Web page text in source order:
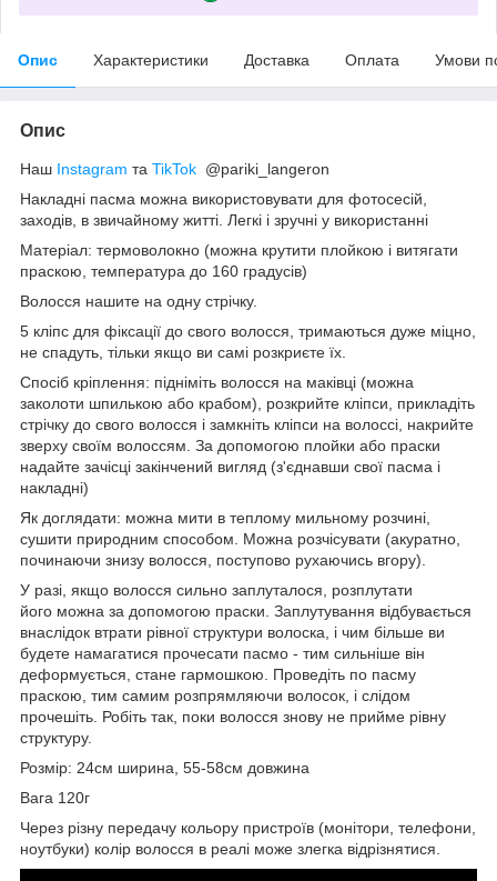
Опис Характеристики Доставка Оплата Умови
Опис
Наш Instagram та TikTok @pariki_langeron
Накладні пасма можна використовувати для фотосесій,
заходів, в звичайному житті. Легкі і зручні у використанні
Матеріал: термоволокно (можна крутити плойкою і витягати
праскою, температура до 160 градусів)
Волосся нашите на одну стрічку.
5 кліпс для фіксації до свого волосся, тримаються дуже міцно,
не спадуть, тільки якщо ви самі розкриєте їх.
Спосіб кріплення: підніміть волосся на маківці (можна
заколоти шпилькою або крабом), розкрийте кліпси, прикладіть
стрічку до свого волосся і замкніть кліпси на волоссі, накрийте
зверху своїм волоссям. За допомогою плойки або праски
надайте зачісці закінчений вигляд (з'єднавши свої пасма і
накладні)
Як доглядати: можна мити в теплому мильному розчині,
сушити природним способом. Можна розчісувати (акуратно,
починаючи знизу волосся, поступово рухаючись вгору).
У разі, якщо волосся сильно заплуталося, розплутати
його можна за допомогою праски. Заплутування відбувається
внаслідок втрати рівної структури волоска, і чим більше ви
будете намагатися прочесати пасмо - тим сильніше він
деформується, стане гармошкою. Проведіть по пасму
праскою, тим самим розпрямляючи волосок, і слідом
прочешіть. Робіть так, поки волосся знову не прийме рівну
структуру.
Розмір: 24см ширина, 55-58см довжина
Вага 120г
Через різну передачу кольору пристроїв (монітори, телефони,
ноутбуки) колір волосся в реалі може злегка відрізнятися.